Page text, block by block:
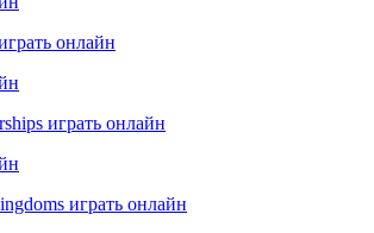
онлайн
играть онлайн
играть онлайн